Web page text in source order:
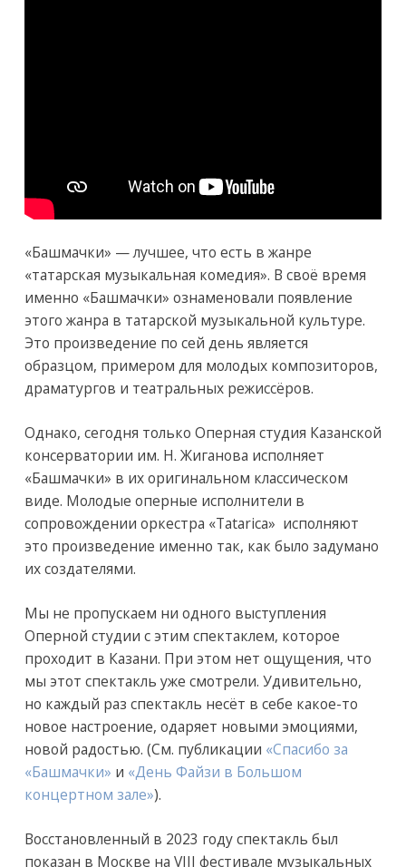
«Башмачки» — лучшее, что есть в жанре
«татарская музыкальная комедия». В своё время
именно «Башмачки» ознаменовали появление
этого жанра в татарской музыкальной культуре.
Это произведение по сей день является
образцом, примером для молодых композиторов,
драматургов и театральных режиссёров.
Однако, сегодня только Оперная студия Казанской
консерватории им. Н. Жиганова исполняет
«Башмачки» в их оригинальном классическом
виде. Молодые оперные исполнители в
сопровождении оркестра «Tatarica» исполняют
это произведение именно так, как было задумано
их создателями.
Мы не пропускаем ни одного выступления
Оперной студии с этим спектаклем, которое
проходит в Казани. При этом нет ощущения, что
мы этот спектакль уже смотрели. Удивительно,
но каждый раз спектакль несёт в себе какое-то
новое настроение, одаряет новыми эмоциями,
новой радостью. (См. публикации «Спасибо за
«Башмачки» и «День Файзи в Большом
концертном зале»).
Восстановленный в 2023 году спектакль был
показан в Москве на VIII фестивале музыкальных